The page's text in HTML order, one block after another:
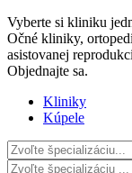
Vyberte si kliniku
Očné kliniky,
asistovanej
Objednajte sa.
Kliniky
Kúpele